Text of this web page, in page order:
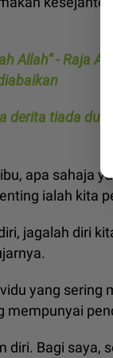
Allah“ - Raja
derita tiada duit
apa sahaja
ialah kita
jagalah diri
yang sering
mempunyai
diri. Bagi